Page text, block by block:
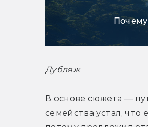
Дубляж
В основе сюжета —
семейства устал, что